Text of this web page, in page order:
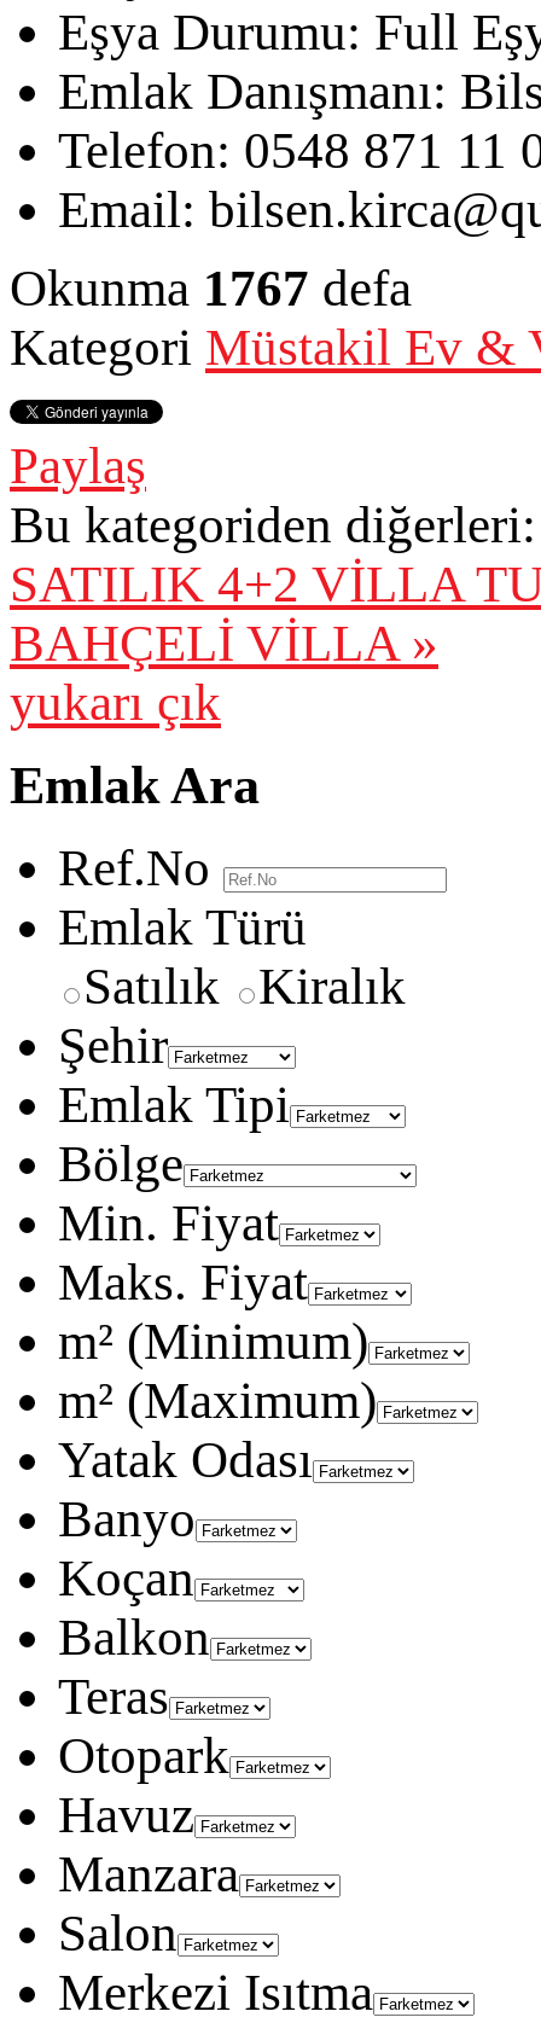
Eşya Durumu: Full
Emlak Danışmanı:
Telefon: 0548 871 11
Email:
Okunma 1767 defa
Kategori Müstakil Ev &
Paylaş
Bu kategoriden diğerleri:
SATILIK 4+2 VİLLA
BAHÇELİ VİLLA »
yukarı çık
Emlak Ara
Ref.No
Emlak Türü
Satılık
Kiralık
Şehir
Emlak Tipi
Bölge
Min. Fiyat
Maks. Fiyat
m² (Minimum)
m² (Maximum)
Yatak Odası
Banyo
Koçan
Balkon
Teras
Otopark
Havuz
Manzara
Salon
Merkezi Isıtma